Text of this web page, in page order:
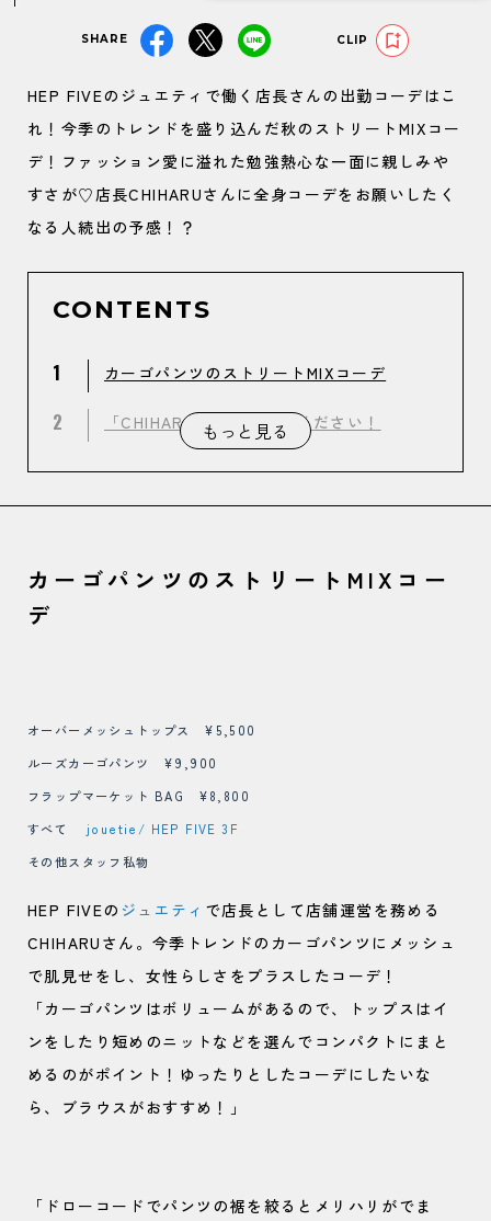
SHARE CLIP
HEP FIVEのジュエティで働く店長さんの出勤コーデはこ
れ！今季のトレンドを盛り込んだ秋のストリートMIXコー
デ！ファッション愛に溢れた勉強熱心な一面に親しみや
すさが♡店長CHIHARUさんに全身コーデをお願いしたく
なる人続出の予感！？
CONTENTS
1 カーゴパンツのストリートMIXコーデ
2 「CHIHARUさん」教えてください！
もっと見る
カーゴパンツのストリートMIXコー
デ
オーバーメッシュトップス ¥5,500
ルーズカーゴパンツ ¥9,900
フラップマーケット BAG ¥8,800
すべて
jouetie/ HEP FIVE 3F
その他スタッフ私物
HEP FIVEの ジュエティ で店長として店舗運営を務める
CHIHARUさん。今季トレンドのカーゴパンツにメッシュ
で肌見せをし、女性らしさをプラスしたコーデ！
「カーゴパンツはボリュームがあるので、トップスはイ
ンをしたり短めのニットなどを選んでコンパクトにまと
めるのがポイント！ゆったりとしたコーデにしたいな
ら、ブラウスがおすすめ！」
「ドローコードでパンツの裾を絞るとメリハリがでま